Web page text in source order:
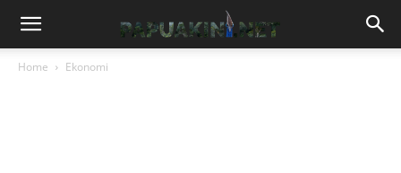
Home Ekonomi